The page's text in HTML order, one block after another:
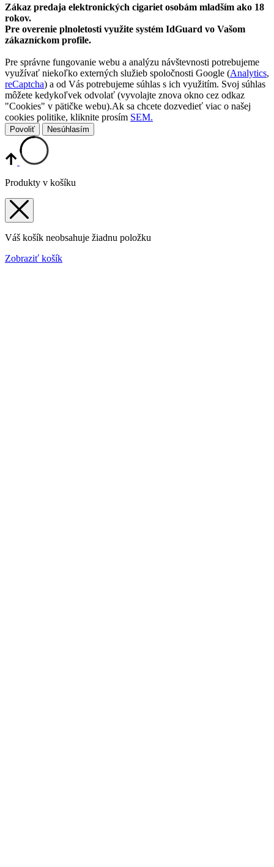
Zákaz predaja elektronických cigariet osobám mladším ako 18
rokov.
Pre overenie plnoletosti využite systém IdGuard vo Vašom
zákazníckom profile.
Pre správne fungovanie webu a analýzu návštevnosti potrebujeme
využívať niekoľko externých služieb spoločnosti Google (Analytics,
reCaptcha) a od Vás potrebujeme súhlas s ich využitím. Svoj súhlas
môžete kedykoľvek odvolať (vyvolajte znova okno cez odkaz
"Cookies" v pätičke webu).Ak sa chcete dozvedieť viac o našej
cookies politike, kliknite prosím SEM.
Povoliť Nesúhlasím
Produkty v košíku
Váš košík neobsahuje žiadnu položku
Zobraziť košík